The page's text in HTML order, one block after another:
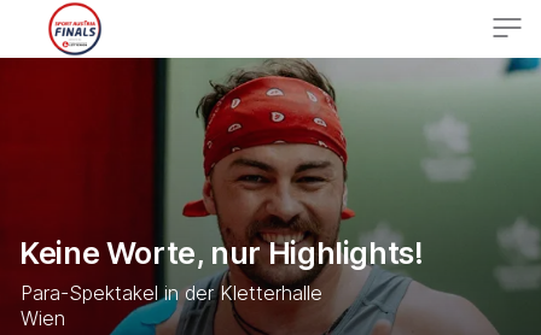
sportaustriafinals.at
Keine Worte, nur Highlights!
Para-Spektakel in der Kletterhalle
Wien